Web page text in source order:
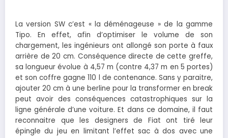
La version SW c’est « la déménageuse » de la gamme
Tipo. En effet, afin d’optimiser le volume de son
chargement, les ingénieurs ont allongé son porte à faux
arrière de 20 cm. Conséquence directe de cette greffe,
sa longueur évolue à 4,57 m (contre 4,37 m en 5 portes)
et son coffre gagne 110 l de contenance. Sans y paraitre,
ajouter 20 cm à une berline pour la transformer en break
peut avoir des conséquences catastrophiques sur la
ligne générale d’une voiture. Et dans ce domaine, il faut
reconnaitre que les designers de Fiat ont tiré leur
épingle du jeu en limitant l’effet sac à dos avec une